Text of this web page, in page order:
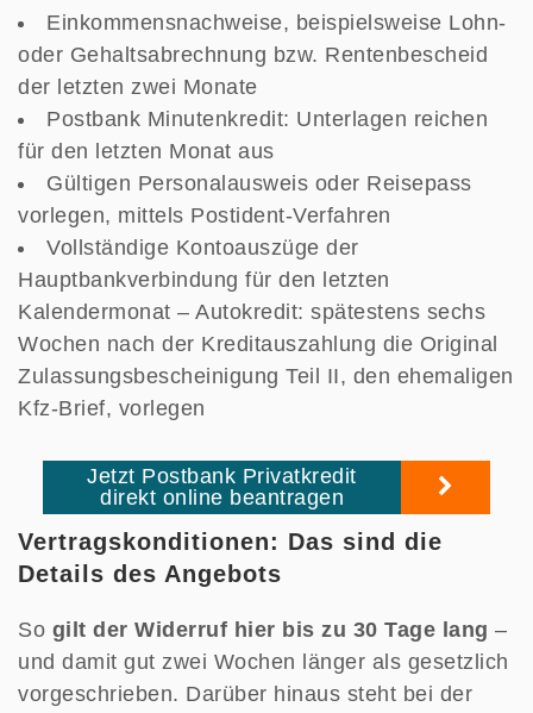
Einkommensnachweise, beispielsweise Lohn-
oder Gehaltsabrechnung bzw. Rentenbescheid
der letzten zwei Monate
Postbank Minutenkredit: Unterlagen reichen
für den letzten Monat aus
Gültigen Personalausweis oder Reisepass
vorlegen, mittels Postident-Verfahren
Vollständige Kontoauszüge der
Hauptbankverbindung für den letzten
Kalendermonat – Autokredit: spätestens sechs
Wochen nach der Kreditauszahlung die Original
Zulassungsbescheinigung Teil II, den ehemaligen
Kfz-Brief, vorlegen
Jetzt Postbank Privatkredit
direkt online beantragen
Vertragskonditionen: Das sind die
Details des Angebots
So gilt der Widerruf hier bis zu 30 Tage lang –
und damit gut zwei Wochen länger als gesetzlich
vorgeschrieben. Darüber hinaus steht bei der